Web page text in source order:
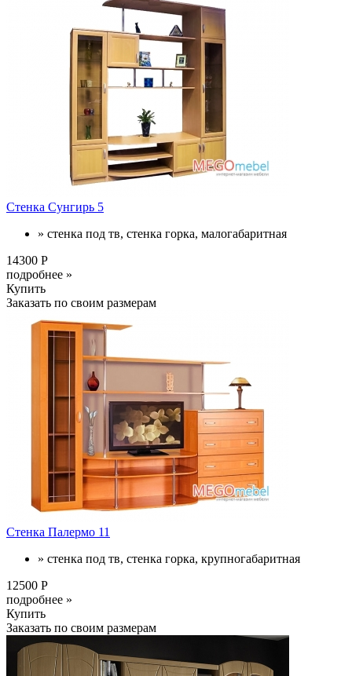
Стенка Сунгирь 5
» стенка под тв, стенка горка, малогабаритная
14300 Р
подробнее »
Купить
Заказать по своим размерам
Стенка Палермо 11
» стенка под тв, стенка горка, крупногабаритная
12500 Р
подробнее »
Купить
Заказать по своим размерам